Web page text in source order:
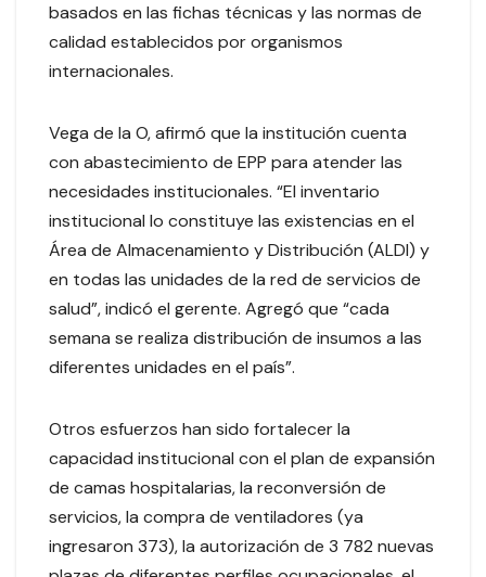
basados en las fichas técnicas y las normas de
calidad establecidos por organismos
internacionales.
Vega de la O, afirmó que la institución cuenta
con abastecimiento de EPP para atender las
necesidades institucionales. “El inventario
institucional lo constituye las existencias en el
Área de Almacenamiento y Distribución (ALDI) y
en todas las unidades de la red de servicios de
salud”, indicó el gerente. Agregó que “cada
semana se realiza distribución de insumos a las
diferentes unidades en el país”.
Otros esfuerzos han sido fortalecer la
capacidad institucional con el plan de expansión
de camas hospitalarias, la reconversión de
servicios, la compra de ventiladores (ya
ingresaron 373), la autorización de 3 782 nuevas